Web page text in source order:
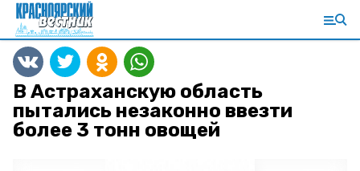
В Астраханскую область
пытались незаконно ввезти
более 3 тонн овощей